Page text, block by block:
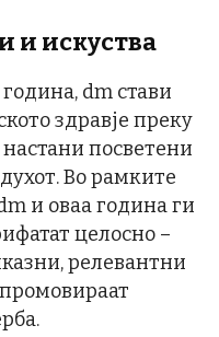
и искуства
dm стави
здравје преку
посветени
Во рамките
и оваа година ги
целосно –
релевантни